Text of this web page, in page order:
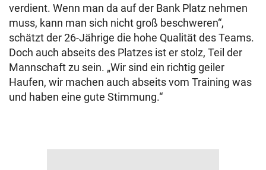
verdient. Wenn man da auf der Bank Platz nehmen
muss, kann man sich nicht groß beschweren“,
schätzt der 26-Jährige die hohe Qualität des Teams.
Doch auch abseits des Platzes ist er stolz, Teil der
Mannschaft zu sein. „Wir sind ein richtig geiler
Haufen, wir machen auch abseits vom Training was
und haben eine gute Stimmung.“